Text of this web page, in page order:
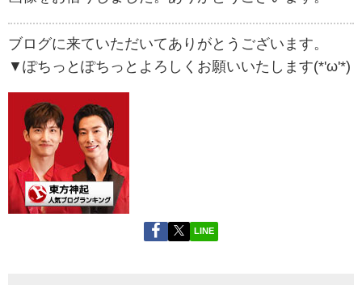
ブログに来ていただいてありがとうございます。
▼ぽちっとぽちっとよろしくお願いいたします(*'ω'*)
LINE